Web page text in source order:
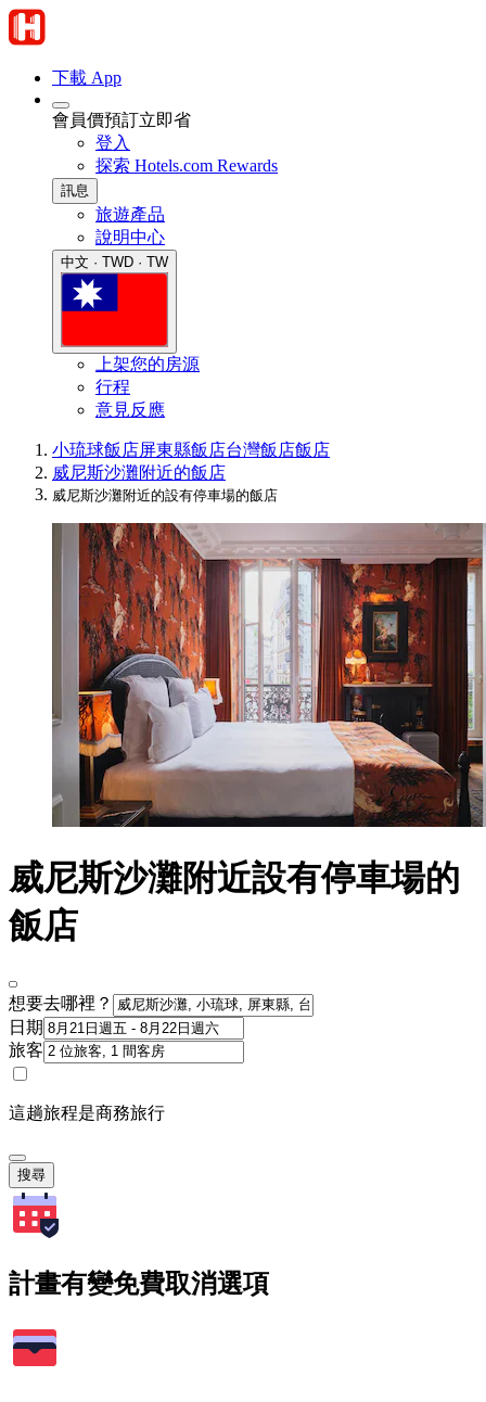
下載 App
會員價預訂立即省
登入
探索 Hotels.com Rewards
訊息
旅遊產品
說明中心
中文 · TWD · TW
上架您的房源
行程
意見反應
小琉球飯店屏東縣飯店台灣飯店飯店
威尼斯沙灘附近的飯店
威尼斯沙灘附近的設有停車場的飯店
威尼斯沙灘附近設有停車場的
飯店
想要去哪裡？
日期
旅客
這趟旅程是商務旅行
搜尋
計畫有變免費取消選項